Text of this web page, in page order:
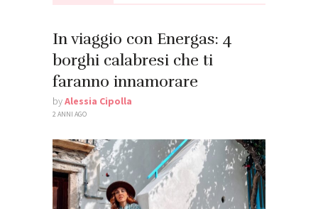
In viaggio con Energas: 4
borghi calabresi che ti
faranno innamorare
byAlessia Cipolla
2 ANNI AGO